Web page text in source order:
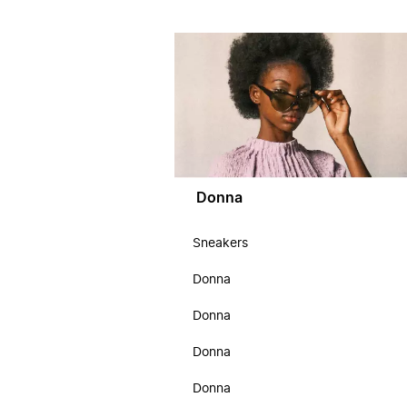
Donna
Sneakers
Donna
Donna
Donna
Donna